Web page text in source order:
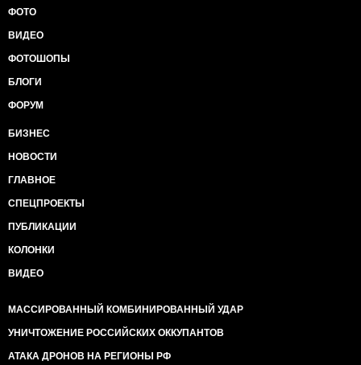
ФОТО
ВИДЕО
ФОТОШОПЫ
БЛОГИ
ФОРУМ
БИЗНЕС
НОВОСТИ
ГЛАВНОЕ
СПЕЦПРОЕКТЫ
ПУБЛИКАЦИИ
КОЛОНКИ
ВИДЕО
МАССИРОВАННЫЙ КОМБИНИРОВАННЫЙ УДАР
УНИЧТОЖЕНИЕ РОССИЙСКИХ ОККУПАНТОВ
АТАКА ДРОНОВ НА РЕГИОНЫ РФ